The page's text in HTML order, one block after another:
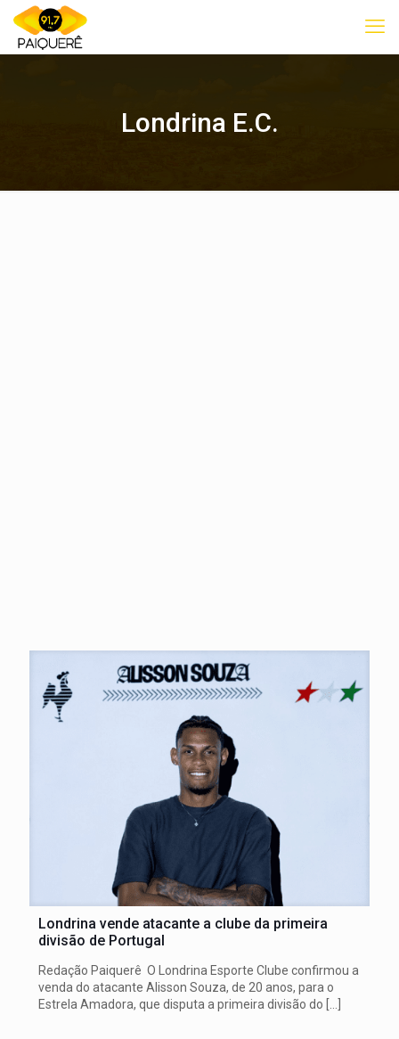
Londrina E.C.
Londrina vende atacante a clube da primeira
divisão de Portugal
Redação Paiquerê O Londrina Esporte Clube confirmou a
venda do atacante Alisson Souza, de 20 anos, para o
Estrela Amadora, que disputa a primeira divisão do […]